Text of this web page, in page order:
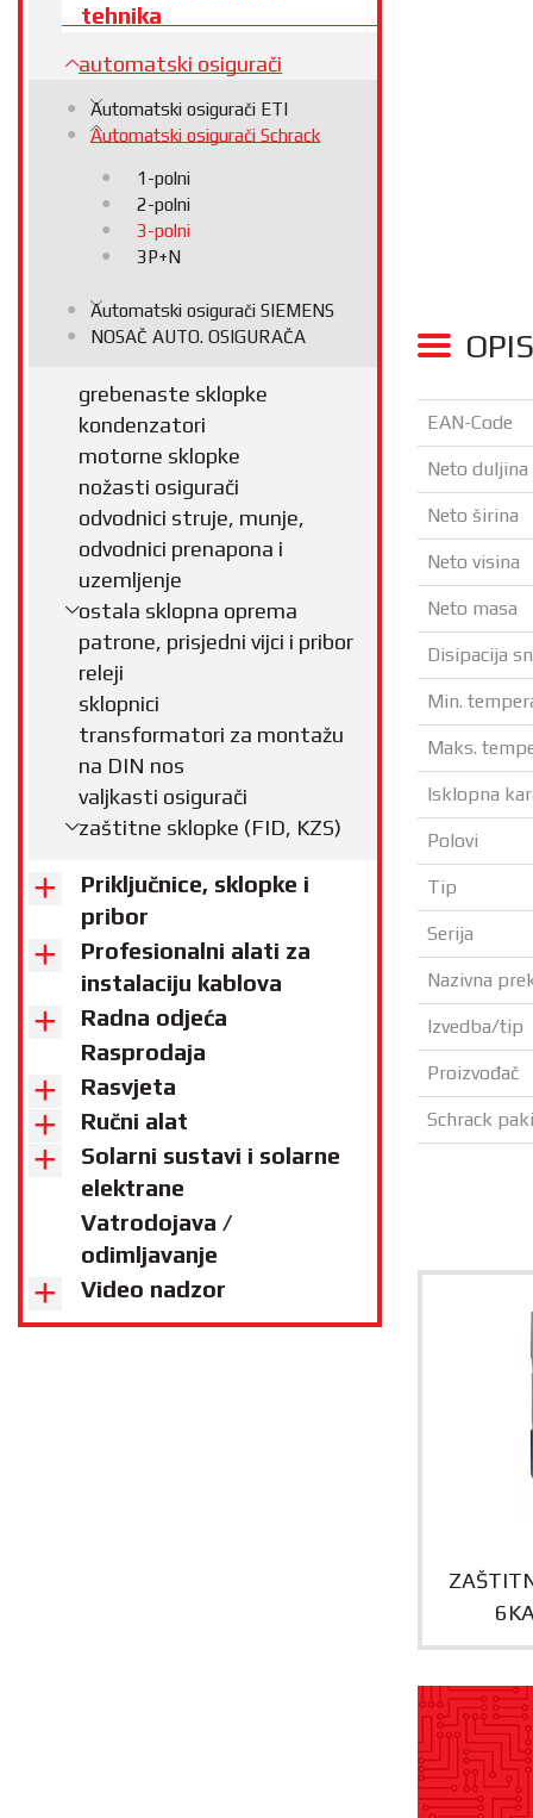
tehnika
automatski osigurači
Automatski osigurači ETI
Automatski osigurači Schrack
1-polni
2-polni
3-polni
3P+N
Automatski osigurači SIEMENS
NOSAČ AUTO. OSIGURAČA
grebenaste sklopke
kondenzatori
motorne sklopke
nožasti osigurači
odvodnici struje, munje,
odvodnici prenapona i
uzemljenje
ostala sklopna oprema
patrone, prisjedni vijci i pribor
releji
sklopnici
transformatori za montažu
na DIN nos
valjkasti osigurači
zaštitne sklopke (FID, KZS)
Priključnice, sklopke i
pribor
Profesionalni alati za
instalaciju kablova
Radna odjeća
Rasprodaja
Rasvjeta
Ručni alat
Solarni sustavi i solarne
elektrane
Vatrodojava /
odimljavanje
Video nadzor
EAN-Code
Neto duljina
Neto širina
Neto visina
Neto masa
Disipacija
Min.
Maks.
Isklopna
Polovi
Tip
Serija
Nazivna
Izvedba/tip
Proizvođač
Schrack